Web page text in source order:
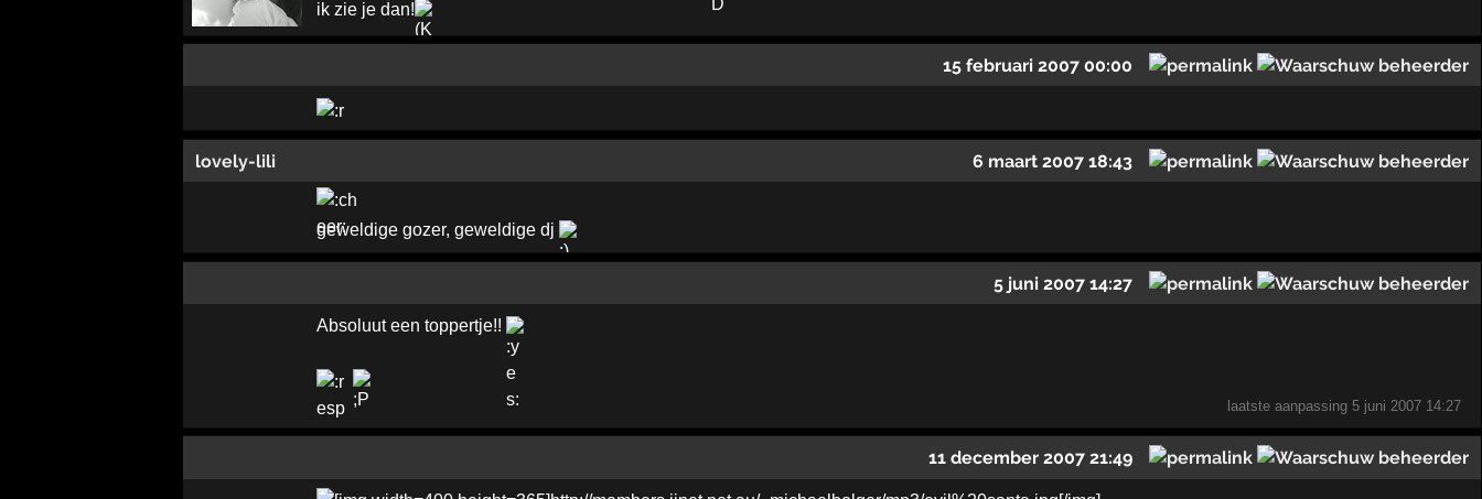
ik zie je dan!
15 februari 2007 00:00
lovely-lili 6 maart 2007 18:43
geweldige gozer, geweldige dj
5 juni 2007 14:27
Absoluut een toppertje!!
laatste aanpassing 5 juni 2007 14:27
11 december 2007 21:49